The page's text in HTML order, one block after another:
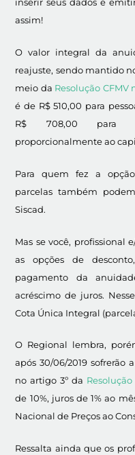
inserir seus dados e
assim!
O valor integral da
reajuste, sendo mantido
meio da Resolução CFMV
é de R$ 510,00 para
R$ 708,00 para
proporcionalmente ao
Para quem fez a
parcelas também
Siscad.
Mas se você, profissional
as opções de
pagamento da
acréscimo de juros.
Cota Única Integral
O Regional lembra,
após 30/06/2019 sofrerão
no artigo 3º da Resolução
de 10%, juros de 1% ao
Nacional de Preços ao
Ressalta ainda que os